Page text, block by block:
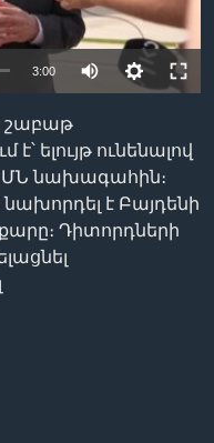
3:00
շաբաթ
ելույթ ունենալով
նախագահին։
է Բայդենի
Դիտորդների